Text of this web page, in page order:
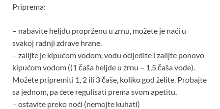
Priprema:
– nabavite heljdu proprženu u zrnu, možete je naći u
svakoj radnji zdrave hrane.
– zalijte je kipućom vodom, vodu ocijedite i zalijte ponovo
kipućom vodom ((1 čaša heljde u zrnu – 1,5 čaša vode).
Možete pripremiti 1, 2 ili 3 čaše, koliko god želite. Probajte
sa jednom, pa ćete regulisati prema svom apetitu.
– ostavite preko noći (nemojte kuhati)